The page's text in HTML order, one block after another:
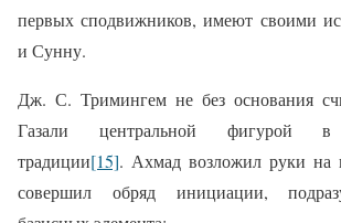
первых сподвижников, имеют своими
и Сунну.
Дж. С. Тримингем не без основания
Газали центральной фигурой в
традиции[15]. Ахмад возложил руки на
совершил обряд инициации,